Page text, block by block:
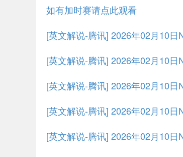
如有加时赛请点此观看
[英文解说-腾讯] 2026年02月10
[英文解说-腾讯] 2026年02月10
[英文解说-腾讯] 2026年02月10
[英文解说-腾讯] 2026年02月10
[英文解说-腾讯] 2026年02月10